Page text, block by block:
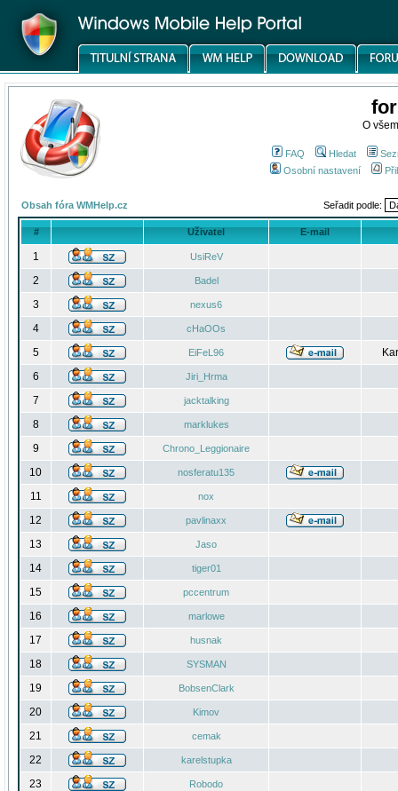
O
FAQ Hledat
Osobní nastavení
Obsah fóra WMHelp.cz Seřadit podle:
# Uživatel E-mail
1 UsiReV
2 Badel
3 nexus6
4 cHaOOs
5 EiFeL96
6
Jiri_Hrma
7 jacktalking
8 marklukes
9 Chrono_Leggionaire
10 nosferatu135
11 nox
12 pavlinaxx
13 Jaso
14 tiger01
15 pccentrum
16 marlowe
17 husnak
18 SYSMAN
19 BobsenClark
20 Kimov
21 cemak
22 karelstupka
23 Robodo